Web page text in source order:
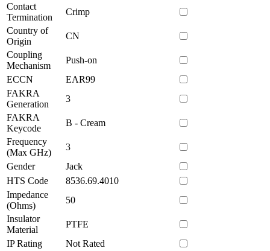
Contact
Termination
Crimp
Country of
Origin
CN
Coupling
Mechanism
Push-on
ECCN
EAR99
FAKRA
Generation
3
FAKRA
Keycode
B - Cream
Frequency
(Max GHz)
3
Gender
Jack
HTS Code
8536.69.4010
Impedance
(Ohms)
50
Insulator
Material
PTFE
IP Rating
Not Rated